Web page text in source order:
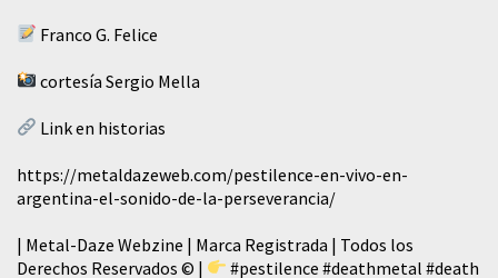
Franco G. Felice
cortesía Sergio Mella
Link en historias
https://metaldazeweb.com/pestilence-en-vivo-en-
argentina-el-sonido-de-la-perseverancia/
| Metal-Daze Webzine | Marca Registrada | Todos los
Derechos Reservados © |
#pestilence #deathmetal #death